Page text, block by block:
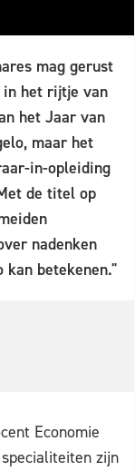
mag gerust
in het rijtje van
het Jaar van
maar het
in-opleiding
de titel op
nadenken
betekenen."
Economie
zijn